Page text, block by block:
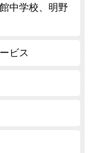
中学校、明野
ビス